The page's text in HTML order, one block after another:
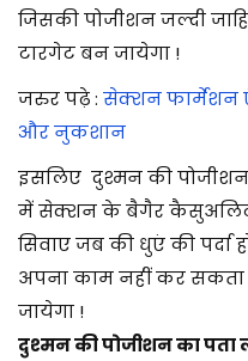
जिसकी पोजीशन जल्दी
टारगेट बन जायेगा !
जरुर पढ़े : सेक्शन फार्मेशन
और नुकशान
इसलिए दुश्मन की
में सेक्शन के बैगैर
सिवाए जब की धुएं की
अपना काम नहीं कर
जायेगा !
दुश्मन की पोजीशन का पता